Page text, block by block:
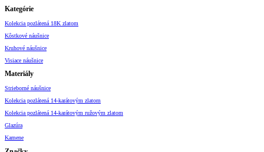
Kategórie
Kolekcia pozlátená 18K zlatom
Kôstkové náušnice
Kruhové náušnice
Visiace náušnice
Materiály
Strieborné náušnice
Kolekcia pozlátená 14-karátovým zlatom
Kolekcia pozlátená 14-karátovým ružovým zlatom
Glazúra
Kamene